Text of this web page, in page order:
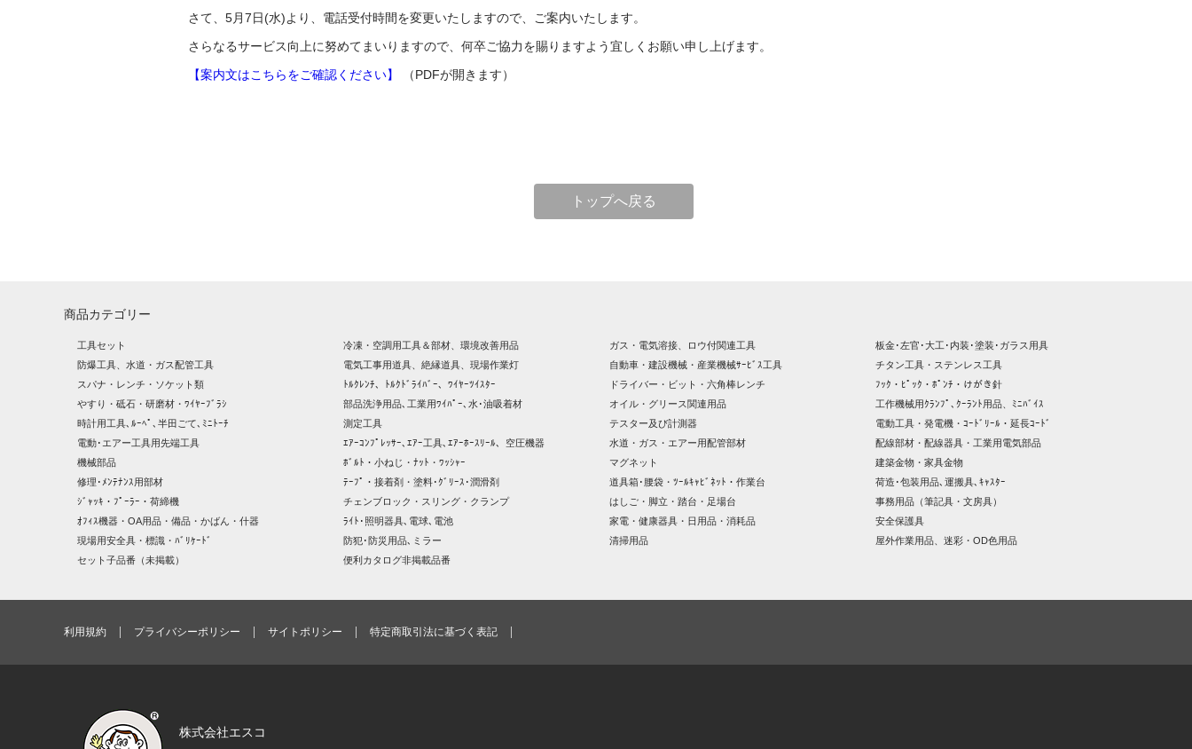
さて、5月7日(水)より、電話受付時間を変更いたしますので、ご案内いたします。
さらなるサービス向上に努めてまいりますので、何卒ご協力を賜りますよう宜しくお願い申し上げます。
【案内文はこちらをご確認ください】
（PDFが開きます）
トップへ戻る
商品カテゴリー
工具セット 冷凍・空調用工具＆部材、環境改善用品 ガス・電気溶接、ロウ付関連工具
板金･左官･大工･内装･塗装･ガラス用具
防爆工具、水道・ガス配管工具
電気工事用道具、絶縁道具、現場作業灯 自動車・建設機械・産業機械ｻｰﾋﾞｽ工具
チタン工具・ステンレス工具
スパナ・レンチ・ソケット類
ﾄﾙｸﾚﾝﾁ、ﾄﾙｸﾄﾞﾗｲﾊﾞｰ、ﾜｲﾔｰﾂｲｽﾀｰ ドライバー・ビット・六角棒レンチ
ﾌｯｸ・ﾋﾟｯｸ・ﾎﾟﾝﾁ・けがき針
やすり・砥石・研磨材・ﾜｲﾔｰﾌﾞﾗｼ
部品洗浄用品､工業用ﾜｲﾊﾟｰ､水･油吸着材 オイル・グリース関連用品
工作機械用ｸﾗﾝﾌﾟ､ｸｰﾗﾝﾄ用品、ﾐﾆﾊﾞｲｽ
時計用工具､ﾙｰﾍﾟ､半田ごて､ﾐﾆﾄｰﾁ
測定工具 テスター及び計測器
電動工具・発電機・ｺｰﾄﾞﾘｰﾙ・延長ｺｰﾄﾞ
電動･エアー工具用先端工具
ｴｱｰｺﾝﾌﾟﾚｯｻｰ､ｴｱｰ工具､ｴｱｰﾎｰｽﾘｰﾙ、空圧機器 水道・ガス・エアー用配管部材
配線部材・配線器具・工業用電気部品
機械部品
ﾎﾞﾙﾄ・小ねじ・ﾅｯﾄ・ﾜｯｼｬｰ マグネット
建築金物・家具金物
修理･ﾒﾝﾃﾅﾝｽ用部材
ﾃｰﾌﾟ・接着剤・塗料･ｸﾞﾘｰｽ･潤滑剤 道具箱･腰袋・ﾂｰﾙｷｬﾋﾞﾈｯﾄ・作業台
荷造･包装用品､運搬具､ｷｬｽﾀｰ
ｼﾞｬｯｷ・ﾌﾟｰﾗｰ・荷締機
チェンブロック・スリング・クランプ はしご・脚立・踏台・足場台
事務用品（筆記具・文房具）
ｵﾌｨｽ機器・OA用品・備品・かばん・什器
ﾗｲﾄ･照明器具､電球､電池 家電・健康器具・日用品・消耗品
安全保護具
現場用安全具・標識・ﾊﾞﾘｹｰﾄﾞ
防犯･防災用品､ミラー 清掃用品
屋外作業用品、迷彩・OD色用品
セット子品番（未掲載）
便利カタログ非掲載品番
利用規約 プライバシーポリシー サイトポリシー 特定商取引法に基づく表記
株式会社エスコ